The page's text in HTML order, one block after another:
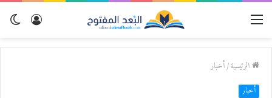
تسجيل
الرئيسية/أخبار
أخبار